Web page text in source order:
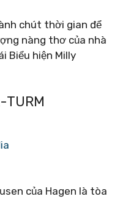
chút thời gian để
nàng thơ của nhà
Biểu hiện Milly
TURM
của Hagen là tòa